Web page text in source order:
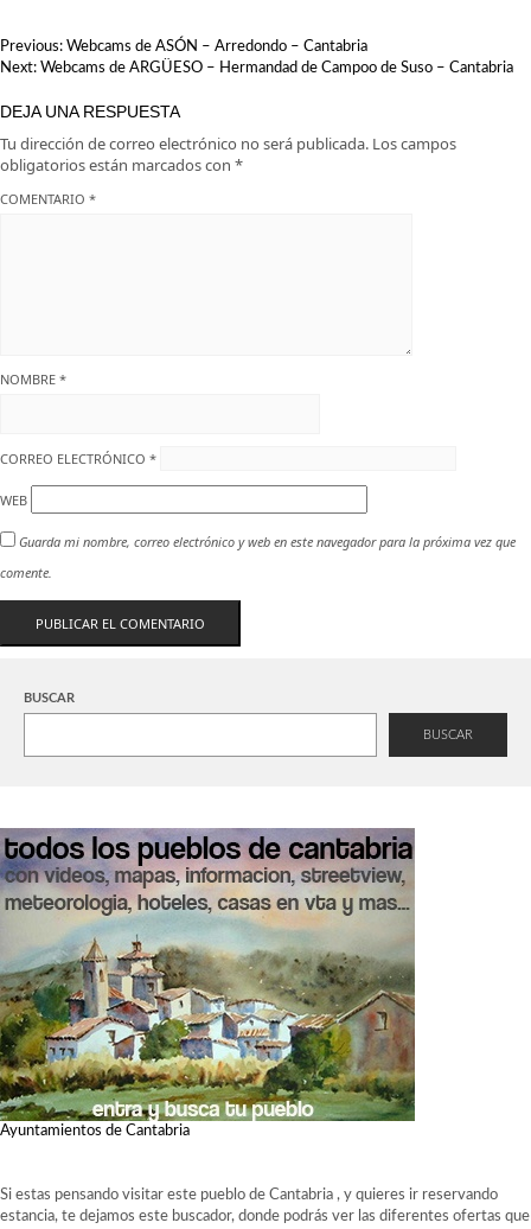
NAVEGACIÓN
DE
Previous: Webcams de ASÓN – Arredondo – Cantabria
Next: Webcams de ARGÜESO – Hermandad de Campoo de Suso – Cantabria
DEJA UNA RESPUESTA
Tu dirección de correo electrónico no será publicada. Los campos
obligatorios están marcados con *
COMENTARIO *
NOMBRE *
CORREO ELECTRÓNICO *
WEB
Guarda mi nombre, correo electrónico y web en este navegador para la próxima vez que
comente.
BUSCAR
BUSCAR
Ayuntamientos de Cantabria
Si estas pensando visitar este pueblo de Cantabria , y quieres ir reservando
estancia, te dejamos este buscador, donde podrás ver las diferentes ofertas que